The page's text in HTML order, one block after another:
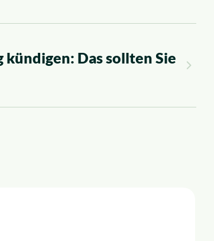
Das sollten Sie